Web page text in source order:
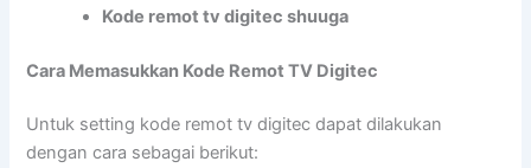
Kode remot tv digitec shuuga
Cara Memasukkan Kode Remot TV Digitec
Untuk setting kode remot tv digitec dapat dilakukan
dengan cara sebagai berikut: